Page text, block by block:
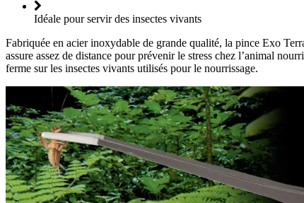
Idéale pour servir des insectes vivants
Fabriquée en acier inoxydable de grande qualité, la pince Exo
assure assez de distance pour prévenir le stress chez l’animal
ferme sur les insectes vivants utilisés pour le nourrissage.